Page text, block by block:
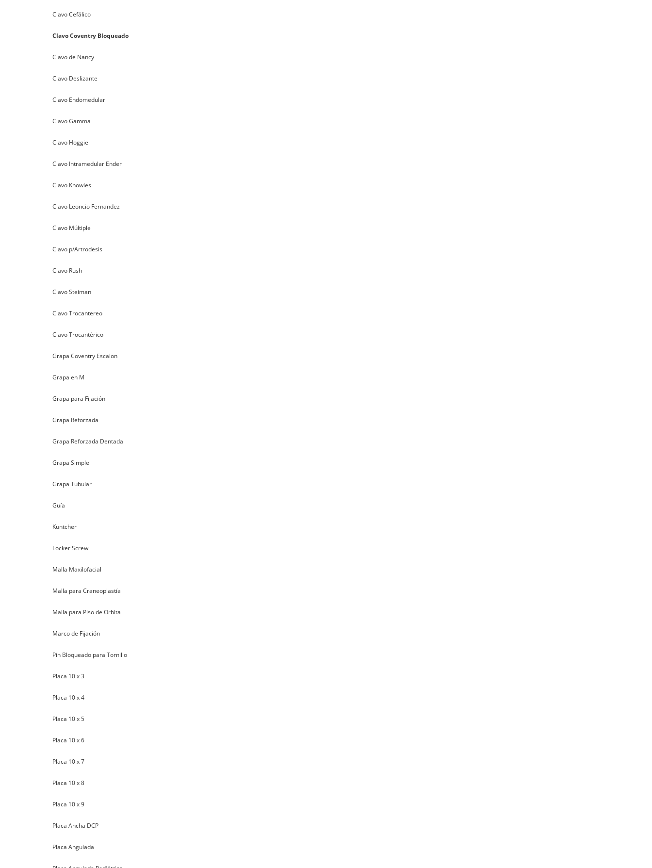
Clavo Cefálico
Clavo Coventry Bloqueado
Clavo de Nancy
Clavo Deslizante
Clavo Endomedular
Clavo Gamma
Clavo Hoggie
Clavo Intramedular Ender
Clavo Knowles
Clavo Leoncio Fernandez
Clavo Múltiple
Clavo p/Artrodesis
Clavo Rush
Clavo Steiman
Clavo Trocantereo
Clavo Trocantérico
Grapa Coventry Escalon
Grapa en M
Grapa para Fijación
Grapa Reforzada
Grapa Reforzada Dentada
Grapa Simple
Grapa Tubular
Guía
Kuntcher
Locker Screw
Malla Maxilofacial
Malla para Craneoplastía
Malla para Piso de Orbita
Marco de Fijación
Pin Bloqueado para Tornillo
Placa 10 x 3
Placa 10 x 4
Placa 10 x 5
Placa 10 x 6
Placa 10 x 7
Placa 10 x 8
Placa 10 x 9
Placa Ancha DCP
Placa Angulada